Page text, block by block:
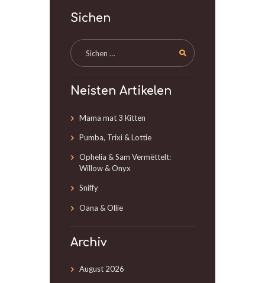
Sichen
Neisten Artikelen
Mama mat 3 Kitten
Pumba, Trixi & Lottie
Ophelia & Sam Vermëttelt:
Willow & Onyx
Sniffy
Oana & Ollie
Archiv
August 2026